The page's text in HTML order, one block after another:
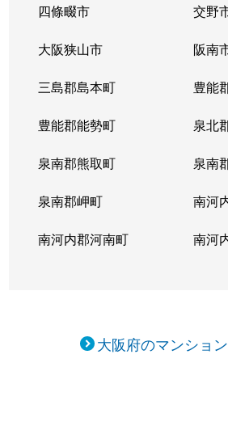
四條畷市 交野
大阪狭山市 阪南
三島郡島本町 豊能
豊能郡能勢町 泉北
泉南郡熊取町 泉南
泉南郡岬町 南河
南河内郡河南町 南河
大阪府のマンショ